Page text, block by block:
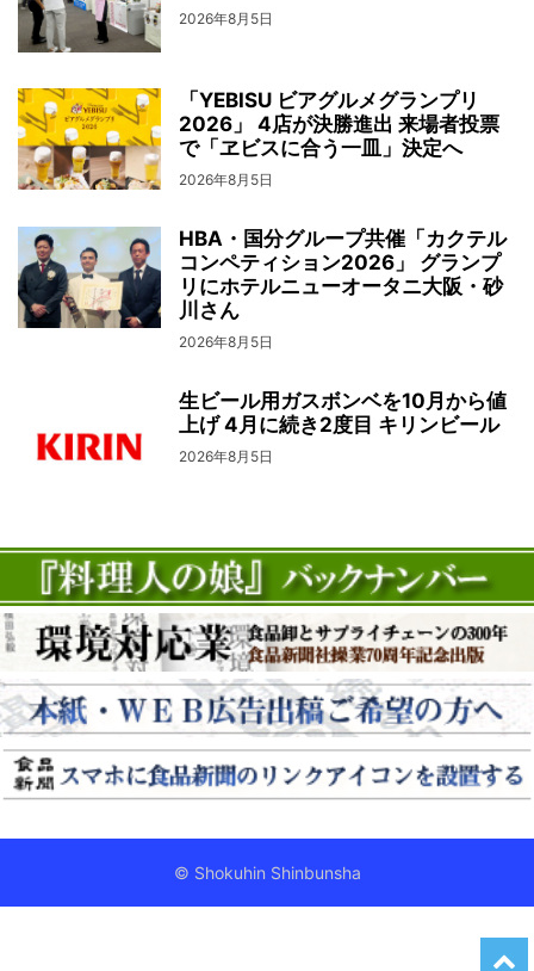
2026年8月5日
「YEBISU ビアグルメグランプリ
2026」 4店が決勝進出 来場者投票
で「ヱビスに合う一皿」決定へ
2026年8月5日
HBA・国分グループ共催「カクテル
コンペティション2026」 グランプ
リにホテルニューオータニ大阪・砂
川さん
2026年8月5日
生ビール用ガスボンベを10月から値
上げ 4月に続き2度目 キリンビール
2026年8月5日
© Shokuhin Shinbunsha